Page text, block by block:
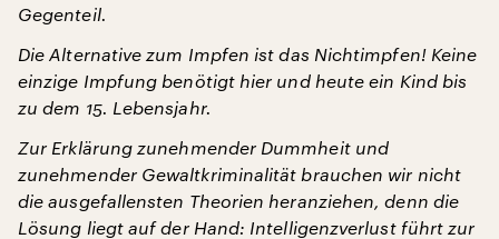
Gegenteil.
Die Alternative zum Impfen ist das Nichtimpfen! Keine
einzige Impfung benötigt hier und heute ein Kind bis
zu dem 15. Lebensjahr.
Zur Erklärung zunehmender Dummheit und
zunehmender Gewaltkriminalität brauchen wir nicht
die ausgefallensten Theorien heranziehen, denn die
Lösung liegt auf der Hand: Intelligenzverlust führt zur